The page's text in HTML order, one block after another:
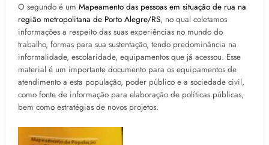
O segundo é um Mapeamento das pessoas em situação de rua na
região metropolitana de Porto Alegre/RS, no qual coletamos
informações a respeito das suas experiências no mundo do
trabalho, formas para sua sustentação, tendo predominância na
informalidade, escolaridade, equipamentos que já acessou. Esse
material é um importante documento para os equipamentos de
atendimento a esta população, poder público e a sociedade civil,
como fonte de informação para elaboração de políticas públicas,
bem como estratégias de novos projetos.